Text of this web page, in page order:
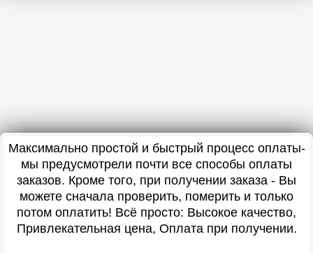
Максимально простой и быстрый процесс оплаты-
мы предусмотрели почти все способы оплаты
заказов. Кроме того, при получении заказа - Вы
можете сначала проверить, померить и только
потом оплатить! Всё просто: Высокое качество,
Привлекательная цена, Оплата при получении.